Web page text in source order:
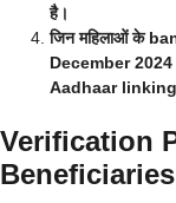
है।
जिन महिलाओं के
December 2024
Aadhaar linking
Verification
Beneficiaries